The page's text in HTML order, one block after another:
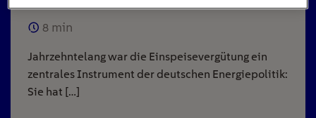
8 min
Jahrzehntelang war die Einspeisevergütung ein
zentrales Instrument der deutschen Energiepolitik:
Sie hat […]